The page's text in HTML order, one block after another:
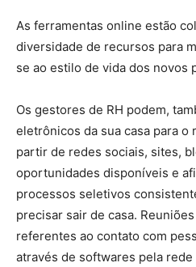
As ferramentas online estão
diversidade de recursos para
se ao estilo de vida dos novos
Os gestores de RH podem,
eletrônicos da sua casa para o
partir de redes sociais, sites,
oportunidades disponíveis e
processos seletivos
precisar sair de casa.
referentes ao contato com
através de softwares pela